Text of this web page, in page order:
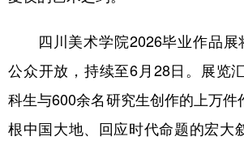
四川美术学院2026毕业作品展
公众开放，持续至6月28日。展览
科生与600余名研究生创作的上万件
根中国大地、回应时代命题的宏大